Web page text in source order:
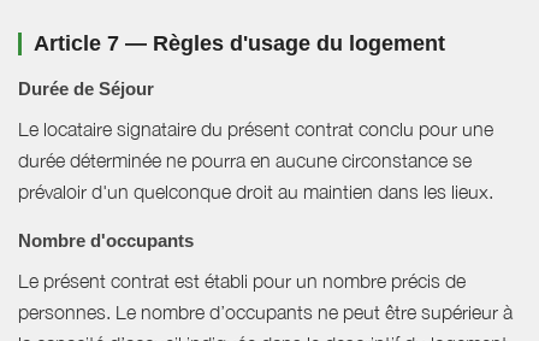
Article 7 — Règles d'usage du logement
Durée de Séjour
Le locataire signataire du présent contrat conclu pour une
durée déterminée ne pourra en aucune circonstance se
prévaloir d'un quelconque droit au maintien dans les lieux.
Nombre d'occupants
Le présent contrat est établi pour un nombre précis de
personnes. Le nombre d’occupants ne peut être supérieur à